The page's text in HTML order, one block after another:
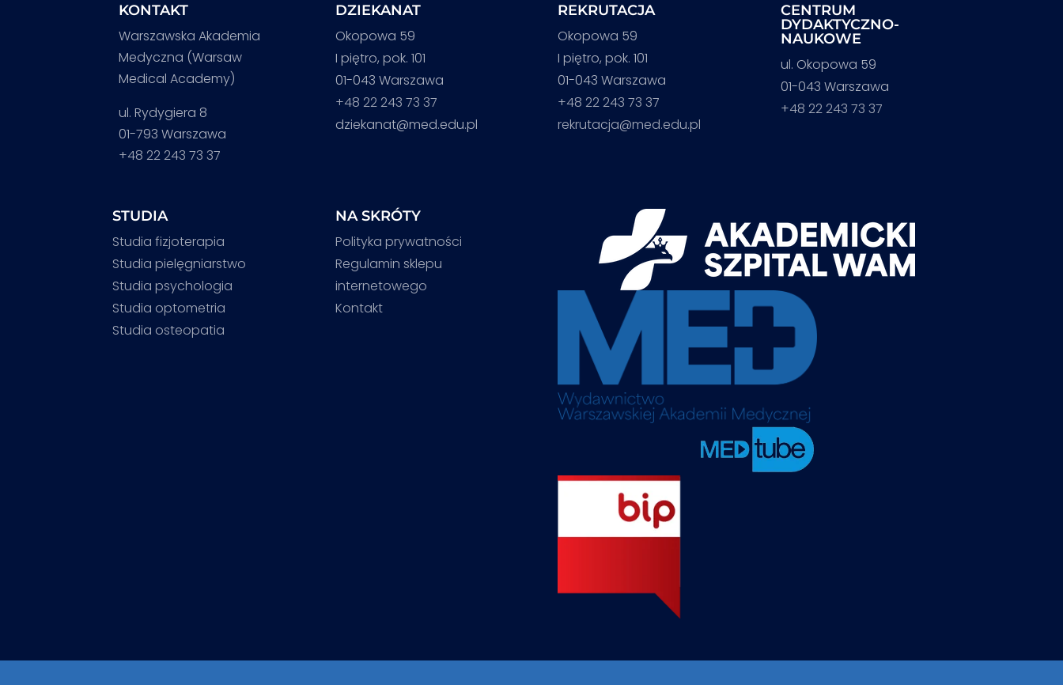
KONTAKT
Warszawska Akademia
Medyczna (Warsaw
Medical Academy)
ul. Rydygiera 8
01-793 Warszawa
+48 22 243 73 37
DZIEKANAT
Okopowa 59
I piętro, pok. 101
01-043 Warszawa
+48 22 243 73 37
dziekanat@med.edu.pl
REKRUTACJA
Okopowa 59
I piętro, pok. 101
01-043 Warszawa
+48 22 243 73 37
rekrutacja@med.edu.pl
CENTRUM
DYDAKTYCZNO-
NAUKOWE
ul. Okopowa 59
01-043 Warszawa
+48 22 243 73 37
STUDIA
Studia fizjoterapia
Studia pielęgniarstwo
Studia psychologia
Studia optometria
Studia osteopatia
NA SKRÓTY
Polityka prywatności
Regulamin sklepu
internetowego
Kontakt